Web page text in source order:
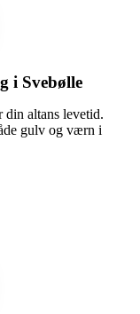
i Svebølle
altans levetid.
gulv og værn i